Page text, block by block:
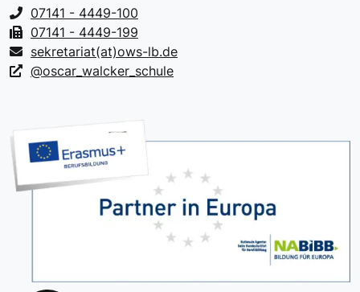
07141 - 4449-100
07141 - 4449-199
sekretariat(at)ows-lb.de
@oscar_walcker_schule